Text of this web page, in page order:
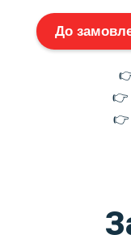
До
👉
👉